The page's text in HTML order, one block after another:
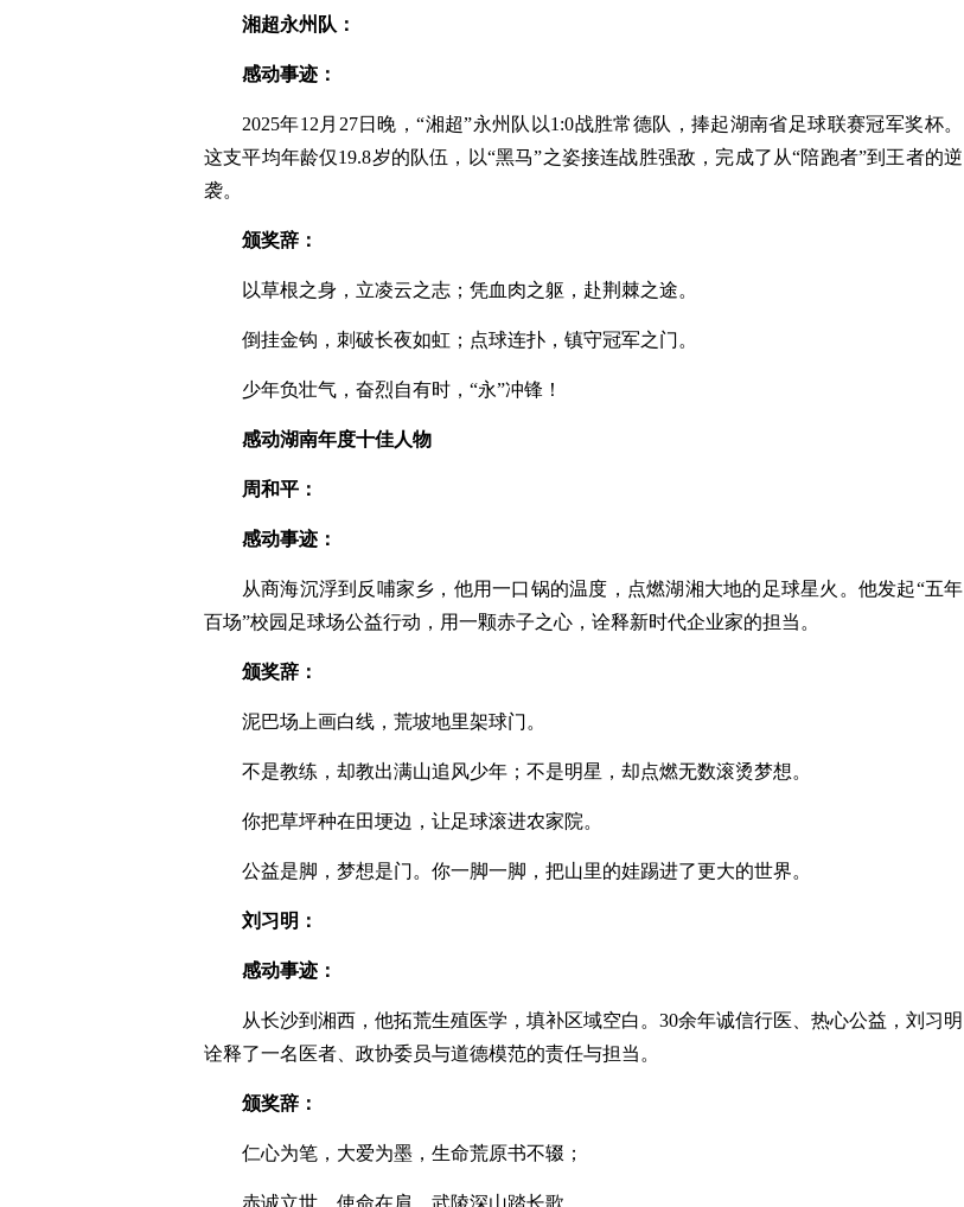
湘超永州队：
感动事迹：
2025年12月27日晚，“湘超”永州队以1:0战胜常德队，捧起湖南省足球联赛冠军奖杯。
这支平均年龄仅19.8岁的队伍，以“黑马”之姿接连战胜强敌，完成了从“陪跑者”到王者的逆
袭。
颁奖辞：
以草根之身，立凌云之志；凭血肉之躯，赴荆棘之途。
倒挂金钩，刺破长夜如虹；点球连扑，镇守冠军之门。
少年负壮气，奋烈自有时，“永”冲锋！
感动湖南年度十佳人物
周和平：
感动事迹：
从商海沉浮到反哺家乡，他用一口锅的温度，点燃湖湘大地的足球星火。他发起“五年
百场”校园足球场公益行动，用一颗赤子之心，诠释新时代企业家的担当。
颁奖辞：
泥巴场上画白线，荒坡地里架球门。
不是教练，却教出满山追风少年；不是明星，却点燃无数滚烫梦想。
你把草坪种在田埂边，让足球滚进农家院。
公益是脚，梦想是门。你一脚一脚，把山里的娃踢进了更大的世界。
刘习明：
感动事迹：
从长沙到湘西，他拓荒生殖医学，填补区域空白。30余年诚信行医、热心公益，刘习明
诠释了一名医者、政协委员与道德模范的责任与担当。
颁奖辞：
仁心为笔，大爱为墨，生命荒原书不辍；
赤诚立世，使命在肩，武陵深山踏长歌。